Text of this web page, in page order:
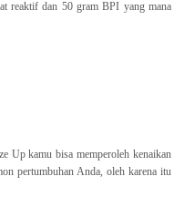
reaktif dan 50 gram BPI yang mana
Up kamu bisa memperoleh kenaikan
pertumbuhan Anda, oleh karena itu